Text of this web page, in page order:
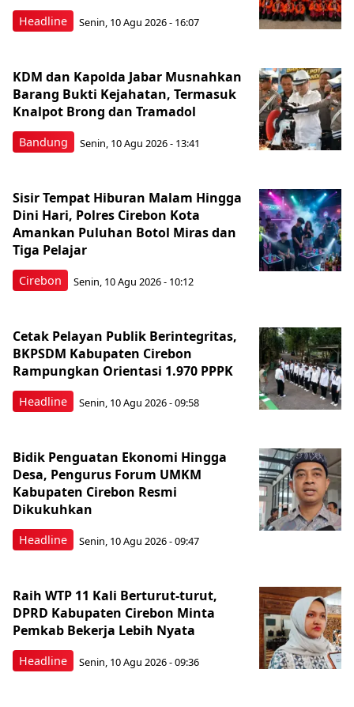
Headline Senin, 10 Agu 2026 - 16:07
Bandung
KDM dan Kapolda Jabar Musnahkan
Barang Bukti Kejahatan, Termasuk
Knalpot Brong dan Tramadol
Senin, 10 Agu 2026 - 13:41
Cirebon
Sisir Tempat Hiburan Malam Hingga
Dini Hari, Polres Cirebon Kota
Amankan Puluhan Botol Miras dan
Tiga Pelajar
Senin, 10 Agu 2026 - 10:12
Headline
Cetak Pelayan Publik Berintegritas,
BKPSDM Kabupaten Cirebon
Rampungkan Orientasi 1.970 PPPK
Senin, 10 Agu 2026 - 09:58
Headline
Bidik Penguatan Ekonomi Hingga
Desa, Pengurus Forum UMKM
Kabupaten Cirebon Resmi
Dikukuhkan
Senin, 10 Agu 2026 - 09:47
Headline
Raih WTP 11 Kali Berturut-turut,
DPRD Kabupaten Cirebon Minta
Pemkab Bekerja Lebih Nyata
Senin, 10 Agu 2026 - 09:36